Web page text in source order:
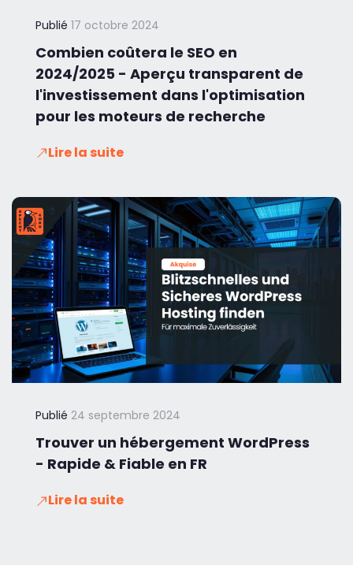
Publié 17 octobre 2024
Combien coûtera le SEO en
2024/2025 - Aperçu transparent de
l'investissement dans l'optimisation
pour les moteurs de recherche
Lire la suite
Publié 24 septembre 2024
Trouver un hébergement WordPress
- Rapide & Fiable en FR
Lire la suite